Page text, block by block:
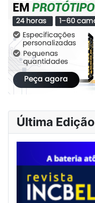
Última Edição